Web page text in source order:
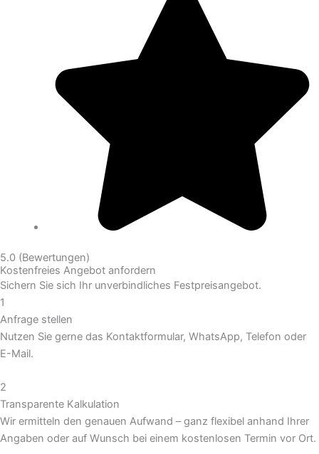
5.0 (Bewertungen)
Kostenfreies Angebot anfordern
Sichern Sie sich Ihr unverbindliches Festpreisangebot.
1
Anfrage stellen
Nutzen Sie gerne das Kontaktformular, WhatsApp, Telefon oder
E-Mail.
2
Transparente Kalkulation
Wir ermitteln den genauen Aufwand – ganz flexibel anhand Ihrer
Angaben oder auf Wunsch bei einem kostenlosen Termin vor Ort.